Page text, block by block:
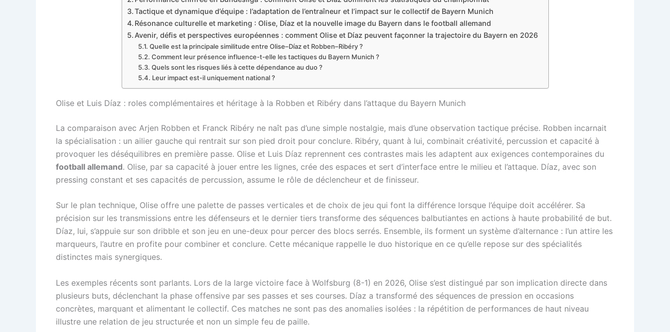
Tactique et dynamique d’équipe : l’adaptation de l’entraîneur et l’impact sur le collectif de Bayern Munich
Résonance culturelle et marketing : Olise, Díaz et la nouvelle image du Bayern dans le football allemand
Avenir, défis et perspectives européennes : comment Olise et Díaz peuvent façonner la trajectoire du Bayern en 2026
Quelle est la principale similitude entre Olise–Díaz et Robben–Ribéry ?
Comment leur présence influence-t-elle les tactiques du Bayern Munich ?
Quels sont les risques liés à cette dépendance au duo ?
Leur impact est-il uniquement national ?
Olise et Luis Díaz : roles complémentaires et héritage à la Robben et Ribéry dans l’attaque du Bayern Munich
La comparaison avec Arjen Robben et Franck Ribéry ne naît pas d’une simple nostalgie, mais d’une observation tactique précise. Robben incarnait
la spécialisation : un ailier gauche qui rentrait sur son pied droit pour conclure. Ribéry, quant à lui, combinait créativité, percussion et capacité à
provoquer les déséquilibres en première passe. Olise et Luis Díaz reprennent ces contrastes mais les adaptent aux exigences contemporaines du
football allemand. Olise, par sa capacité à jouer entre les lignes, crée des espaces et sert d’interface entre le milieu et l’attaque. Díaz, avec son
pressing constant et ses capacités de percussion, assume le rôle de déclencheur et de finisseur.
Sur le plan technique, Olise offre une palette de passes verticales et de choix de jeu qui font la différence lorsque l’équipe doit accélérer. Sa
précision sur les transmissions entre les défenseurs et le dernier tiers transforme des séquences balbutiantes en actions à haute probabilité de but.
Díaz, lui, s’appuie sur son dribble et son jeu en une-deux pour percer des blocs serrés. Ensemble, ils forment un système d’alternance : l’un attire les
marqueurs, l’autre en profite pour combiner et conclure. Cette mécanique rappelle le duo historique en ce qu’elle repose sur des spécialités
distinctes mais synergiques.
Les exemples récents sont parlants. Lors de la large victoire face à Wolfsburg (8-1) en 2026, Olise s’est distingué par son implication directe dans
plusieurs buts, déclenchant la phase offensive par ses passes et ses courses. Díaz a transformé des séquences de pression en occasions
concrètes, marquant et alimentant le collectif. Ces matches ne sont pas des anomalies isolées : la répétition de performances de haut niveau
illustre une relation de jeu structurée et non un simple feu de paille.